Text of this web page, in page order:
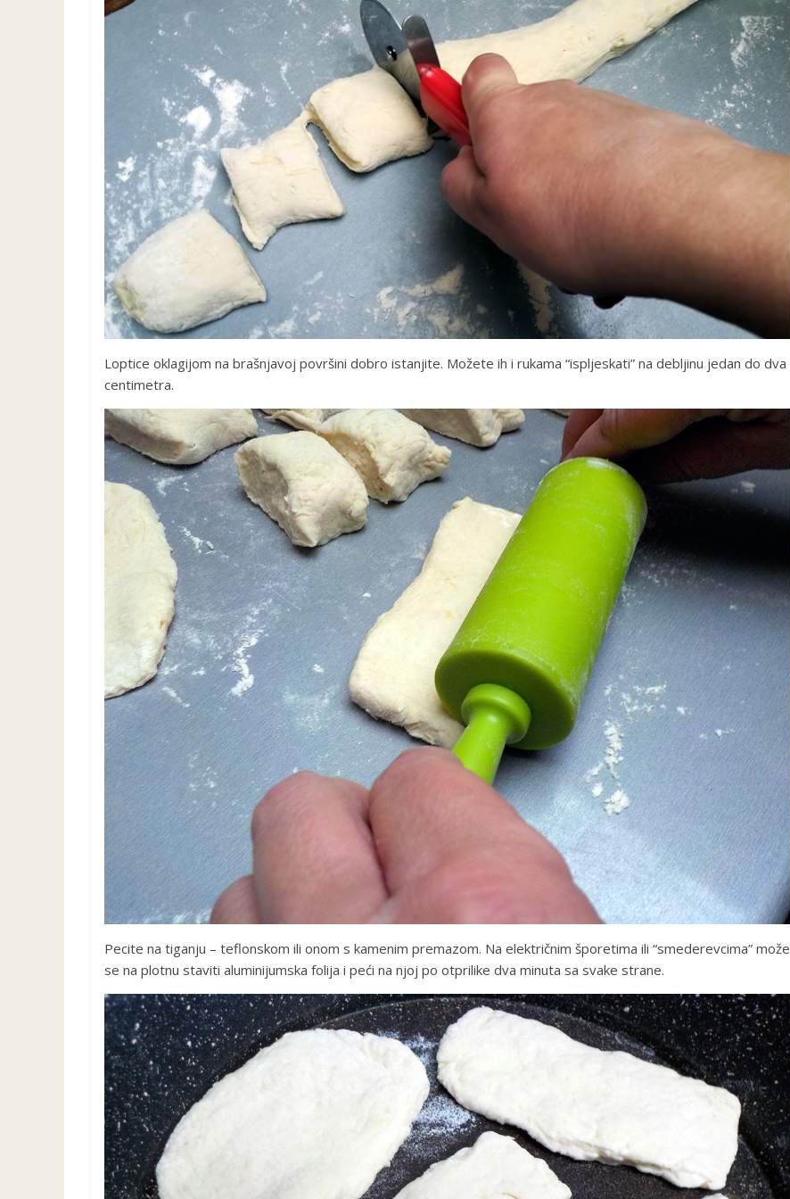
Loptice oklagijom na brašnjavoj površini dobro istanjite. Možete ih i rukama “ispljeskati” na debljinu jedan do dva
centimetra.
Pecite na tiganju – teflonskom ili onom s kamenim premazom. Na električnim šporetima ili “smederevcima” može
se na plotnu staviti aluminijumska folija i peći na njoj po otprilike dva minuta sa svake strane.